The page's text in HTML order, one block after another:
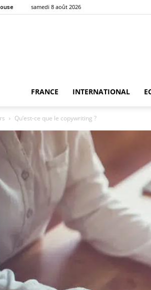
samedi 8 août 2026
FRANCE INTERNATIONAL
Qu’est-ce que le copywriting ?